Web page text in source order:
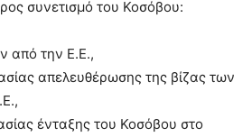
συνετισμό του Κοσόβου:
από την Ε.Ε.,
απελευθέρωσης της βίζας των
ένταξης του Κοσόβου στο